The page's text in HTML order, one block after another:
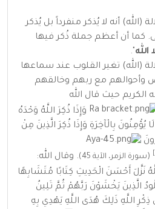
(الله) أنه لا يُذكر منفرداً بل يُذكر
كما أن أعظم جملة ذُكر فيها
الله ".
(الله) تغير القلوب عند سماعها
مع ربهم وخالقهم
الكريم حيث قال الله
وَإِذَا ذُكِرَ اللَّهُ وَحْدَهُ
يُؤْمِنُونَ بِالْآخِرَةِ وَإِذَا ذُكِرَ الَّذِينَ مِنْ
(سورة الزمر، الآية
. وقال الله:
نَزَّلَ أَحْسَنَ الْحَدِيثِ كِتَابًا مُتَشَابِهًا
الَّذِينَ يَخْشَوْنَ رَبَّهُمْ ثُمَّ تَلِينُ
اللَّهِ ذَلِكَ هُدَى اللَّهِ يَهْدِي بِهِ